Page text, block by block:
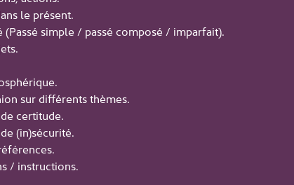
le présent.
(Passé simple / passé composé / imparfait).
sur différents thèmes.
certitude.
(in)sécurité.
/ instructions.